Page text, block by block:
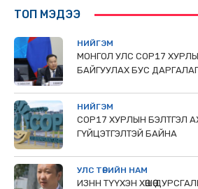
ТОП МЭДЭЭ
НИЙГЭМ
МОНГОЛ УЛС СОР17 ХУРЛЫГ
БАЙГУУЛАХ БУС
НИЙГЭМ
COP17 ХУРЛЫН БЭЛТГЭЛ
ГҮЙЦЭТГЭЛТЭЙ БАЙНА
УЛС ТӨРИЙН НАМ
ИЗНН ТҮҮХЭН ХӨШӨӨ